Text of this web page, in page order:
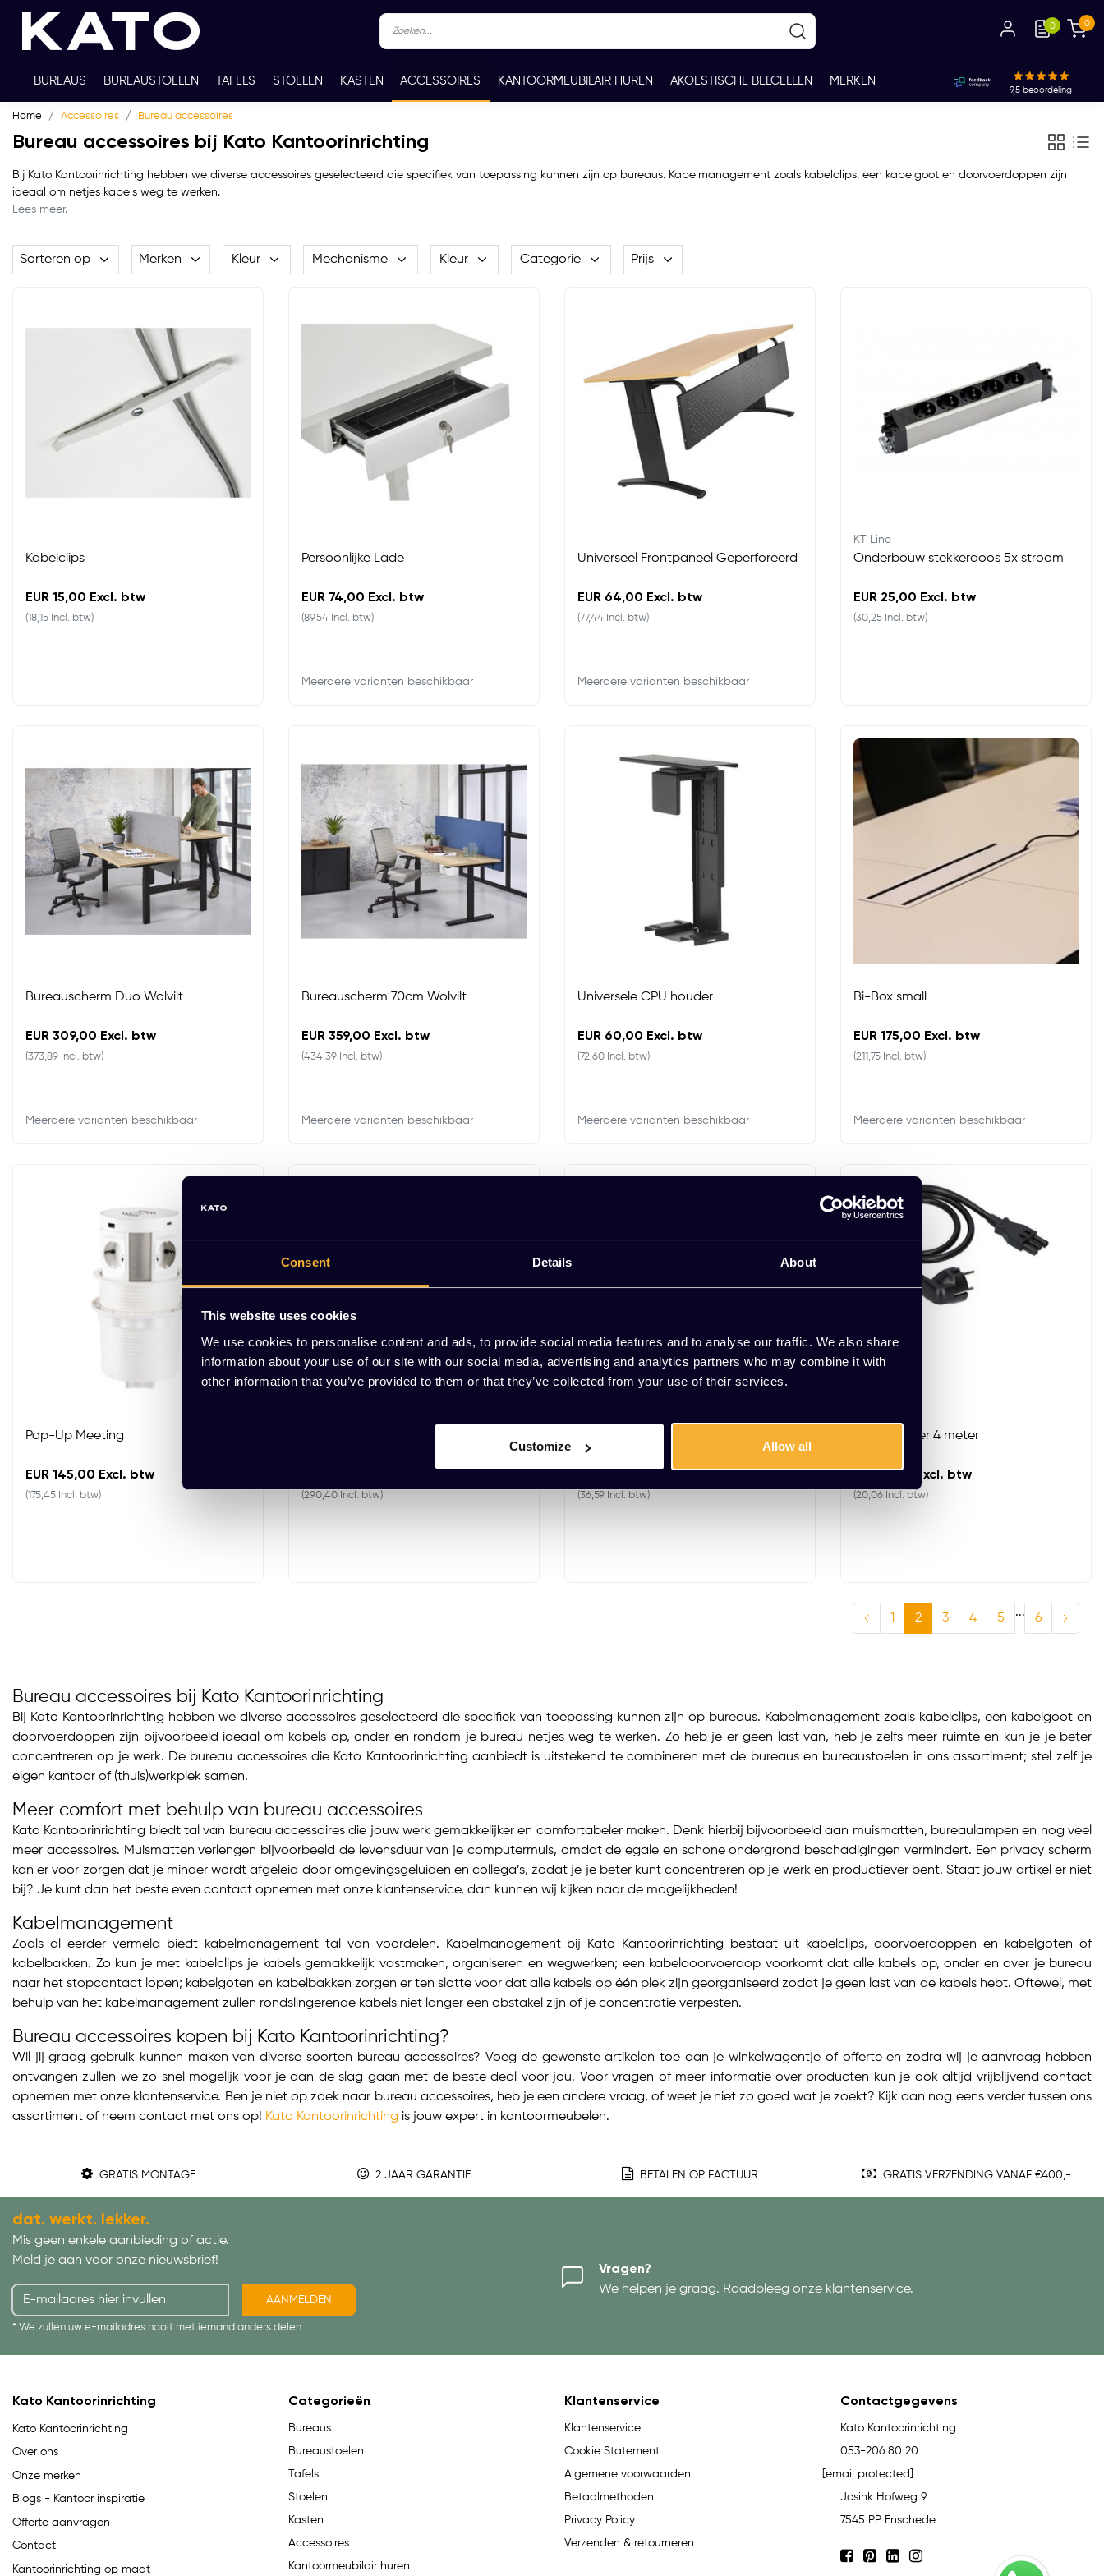
Consent Details About
This website uses cookies
We use cookies to personalise content and ads, to provide social media features and to analyse our traffic. We also share
information about your use of our site with our social media, advertising and analytics partners who may combine it with
other information that you’ve provided to them or that they’ve collected from your use of their services.
Customize Allow all
0 0
BUREAUS BUREAUSTOELEN TAFELS STOELEN KASTEN ACCESSOIRES KANTOORMEUBILAIR HUREN AKOESTISCHE BELCELLEN MERKEN
TWEEDEHANDS THUISWERKPLEKKEN
9.5 beoordeling
Home Accessoires Bureau accessoires
Bureau accessoires bij Kato Kantoorinrichting
Bij Kato Kantoorinrichting hebben we diverse accessoires geselecteerd die specifiek van toepassing kunnen zijn op bureaus. Kabelmanagement zoals kabelclips, een kabelgoot en doorvoerdoppen zijn
ideaal om netjes kabels weg te werken.
Lees meer.
Sorteren op Merken Kleur Mechanisme Kleur Categorie Prijs
Kabelclips
EUR 15,00 Excl. btw
(18,15 Incl. btw)
Persoonlijke Lade
EUR 74,00 Excl. btw
(89,54 Incl. btw)
Meerdere varianten beschikbaar
Universeel Frontpaneel Geperforeerd
EUR 64,00 Excl. btw
(77,44 Incl. btw)
Meerdere varianten beschikbaar
KT Line
Onderbouw stekkerdoos 5x stroom
EUR 25,00 Excl. btw
(30,25 Incl. btw)
Bureauscherm Duo Wolvilt
EUR 309,00 Excl. btw
(373,89 Incl. btw)
Meerdere varianten beschikbaar
Bureauscherm 70cm Wolvilt
EUR 359,00 Excl. btw
(434,39 Incl. btw)
Meerdere varianten beschikbaar
Universele CPU houder
EUR 60,00 Excl. btw
(72,60 Incl. btw)
Meerdere varianten beschikbaar
Bi-Box small
EUR 175,00 Excl. btw
(211,75 Incl. btw)
Meerdere varianten beschikbaar
Pop-Up Meeting
EUR 145,00 Excl. btw
(175,45 Incl. btw) (290,40 Incl. btw) (36,59 Incl. btw)
Stekkersnoer 4 meter
EUR 16,58 Excl. btw
(20,06 Incl. btw)
1 2 3 4 5 ... 6
Bureau accessoires bij Kato Kantoorinrichting
Bij Kato Kantoorinrichting hebben we diverse accessoires geselecteerd die specifiek van toepassing kunnen zijn op bureaus. Kabelmanagement zoals kabelclips, een kabelgoot en
doorvoerdoppen zijn bijvoorbeeld ideaal om kabels op, onder en rondom je bureau netjes weg te werken. Zo heb je er geen last van, heb je zelfs meer ruimte en kun je je beter
concentreren op je werk. De bureau accessoires die Kato Kantoorinrichting aanbiedt is uitstekend te combineren met de bureaus en bureaustoelen in ons assortiment; stel zelf je
eigen kantoor of (thuis)werkplek samen.
Meer comfort met behulp van bureau accessoires
Kato Kantoorinrichting biedt tal van bureau accessoires die jouw werk gemakkelijker en comfortabeler maken. Denk hierbij bijvoorbeeld aan muismatten, bureaulampen en nog veel
meer accessoires. Muismatten verlengen bijvoorbeeld de levensduur van je computermuis, omdat de egale en schone ondergrond beschadigingen vermindert. Een privacy scherm
kan er voor zorgen dat je minder wordt afgeleid door omgevingsgeluiden en collega’s, zodat je je beter kunt concentreren op je werk en productiever bent. Staat jouw artikel er niet
bij? Je kunt dan het beste even contact opnemen met onze klantenservice, dan kunnen wij kijken naar de mogelijkheden!
Kabelmanagement
Zoals al eerder vermeld biedt kabelmanagement tal van voordelen. Kabelmanagement bij Kato Kantoorinrichting bestaat uit kabelclips, doorvoerdoppen en kabelgoten of
kabelbakken. Zo kun je met kabelclips je kabels gemakkelijk vastmaken, organiseren en wegwerken; een kabeldoorvoerdop voorkomt dat alle kabels op, onder en over je bureau
naar het stopcontact lopen; kabelgoten en kabelbakken zorgen er ten slotte voor dat alle kabels op één plek zijn georganiseerd zodat je geen last van de kabels hebt. Oftewel, met
behulp van het kabelmanagement zullen rondslingerende kabels niet langer een obstakel zijn of je concentratie verpesten.
Bureau accessoires kopen bij Kato Kantoorinrichting?
Wil jij graag gebruik kunnen maken van diverse soorten bureau accessoires? Voeg de gewenste artikelen toe aan je winkelwagentje of offerte en zodra wij je aanvraag hebben
ontvangen zullen we zo snel mogelijk voor je aan de slag gaan met de beste deal voor jou. Voor vragen of meer informatie over producten kun je ook altijd vrijblijvend contact
opnemen met onze klantenservice. Ben je niet op zoek naar bureau accessoires, heb je een andere vraag, of weet je niet zo goed wat je zoekt? Kijk dan nog eens verder tussen ons
assortiment of neem contact met ons op! Kato Kantoorinrichting is jouw expert in kantoormeubelen.
GRATIS MONTAGE 2 JAAR GARANTIE BETALEN OP FACTUUR GRATIS VERZENDING VANAF €400,-
dat. werkt. lekker.
Mis geen enkele aanbieding of actie.
Meld je aan voor onze nieuwsbrief!
AANMELDEN
* We zullen uw e-mailadres nooit met iemand anders delen.
Vragen?
We helpen je graag. Raadpleeg onze klantenservice.
Kato Kantoorinrichting
Kato Kantoorinrichting
Over ons
Onze merken
Blogs - Kantoor inspiratie
Offerte aanvragen
Contact
Kantoorinrichting op maat
Categorieën
Bureaus
Bureaustoelen
Tafels
Stoelen
Kasten
Accessoires
Kantoormeubilair huren
Klantenservice
Klantenservice
Cookie Statement
Algemene voorwaarden
Betaalmethoden
Privacy Policy
Verzenden & retourneren
Contactgegevens
Kato Kantoorinrichting
053-206 80 20
[email protected]
Josink Hofweg 9
7545 PP Enschede